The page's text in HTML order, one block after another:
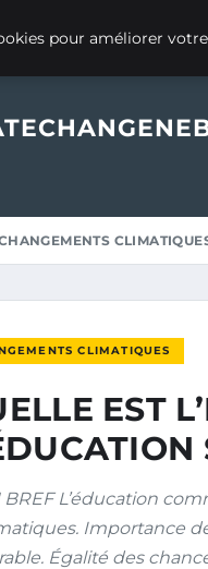
CLIMATIQUES
EST
BREF L’éducation
Importance
Égalité des
pour améliorer